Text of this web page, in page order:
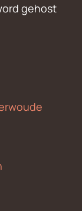
gehost